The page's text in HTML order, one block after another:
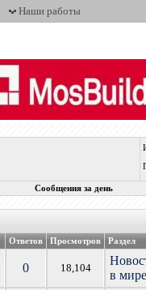
Наши работы
Сообщения за день
Ответов Просмотров Раздел
0 18,104
в мире